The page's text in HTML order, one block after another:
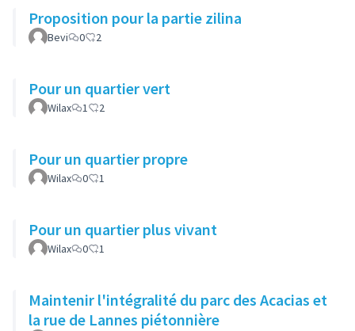
Proposition pour la partie zilina
Bevi 0 2
Pour un quartier vert
Wilax 1 2
Pour un quartier propre
Wilax 0 1
Pour un quartier plus vivant
Wilax 0 1
Maintenir l'intégralité du parc des Acacias et
la rue de Lannes piétonnière